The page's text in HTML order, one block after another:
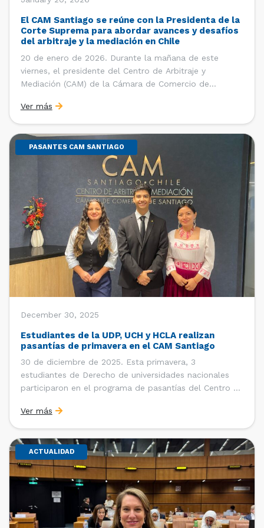
El CAM Santiago se reúne con la Presidenta de la
Corte Suprema para abordar avances y desafíos
del arbitraje y la mediación en Chile
20 de enero de 2026. Durante la mañana de este
viernes, el presidente del Centro de Arbitraje y
Mediación (CAM) de la Cámara de Comercio de
del CAM Santiago, Ximena Vial; y el gerente general de
la CCS, Carlos Soublette, sostuvieron un encuentro […]
Ver más
PASANTES CAM SANTIAGO
December 30, 2025
Estudiantes de la UDP, UCH y HCLA realizan
pasantías de primavera en el CAM Santiago
30 de diciembre de 2025. Esta primavera, 3
estudiantes de Derecho de universidades nacionales
participaron en el programa de pasantías del Centro de
de Santiago (CCS). Entre el 3 de noviembre y el 30 de
diciembre realizaron su pasantía Ingrid Ivania […]
Ver más
ACTUALIDAD